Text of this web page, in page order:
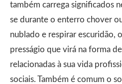
também carrega significados
se durante o enterro chover
nublado e respirar escuridão,
presságio que virá na forma
relacionadas à sua vida
sociais. Também é comum o